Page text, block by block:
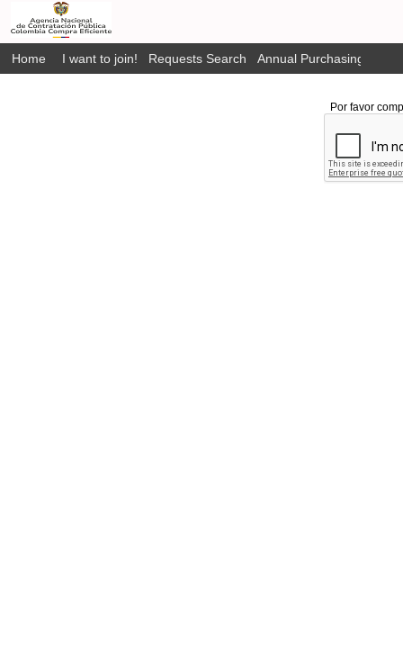
Home I want to join! Requests Search Annual Purchasing Plan
Por favor